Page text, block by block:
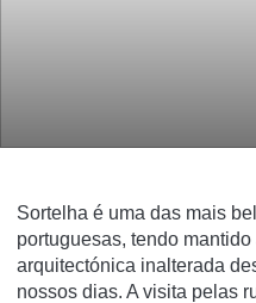
Sortelha é uma das mais
portuguesas, tendo
arquitectónica inalterada
nossos dias. A visita pelas